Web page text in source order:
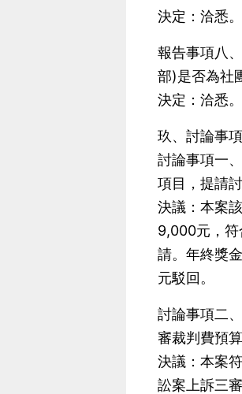
決定：洽悉。
報告事項八
部)是否為社
決定：洽悉。
玖、討論事項
討論事項一
項目，提請討
決議：本案
9,000元，符
請。年終獎
元駁回。
討論事項二
審裁判費預
決議：本案
訟案上訴三